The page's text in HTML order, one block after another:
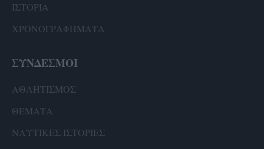
ΙΣΤΟΡΙΑ
ΧΡΟΝΟΓΡΑΦΗΜΑΤΑ
ΣΥΝΔΕΣΜΟΙ
ΑΘΛΗΤΙΣΜΟΣ
ΘΕΜΑΤΑ
ΝΑΥΤΙΚΕΣ ΙΣΤΟΡΙΕΣ